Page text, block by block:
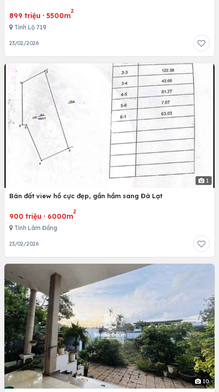
899 triệu · 5500m
2
Tỉnh Lộ 719
23/02/2026
1
Bán đất view hồ cực đẹp, gần hầm sang Đà Lạt
900 triệu · 6000m
2
Tỉnh Lâm Đồng
23/02/2026
10